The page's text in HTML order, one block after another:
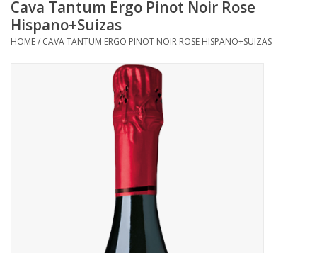
Sterke Dranken
Tastings & zaalverhuur
Cava Tantum Ergo Pinot Noir Rose
Hispano+Suizas
HOME/ CAVA TANTUM ERGO PINOT NOIR ROSE HISPANO+SUIZAS